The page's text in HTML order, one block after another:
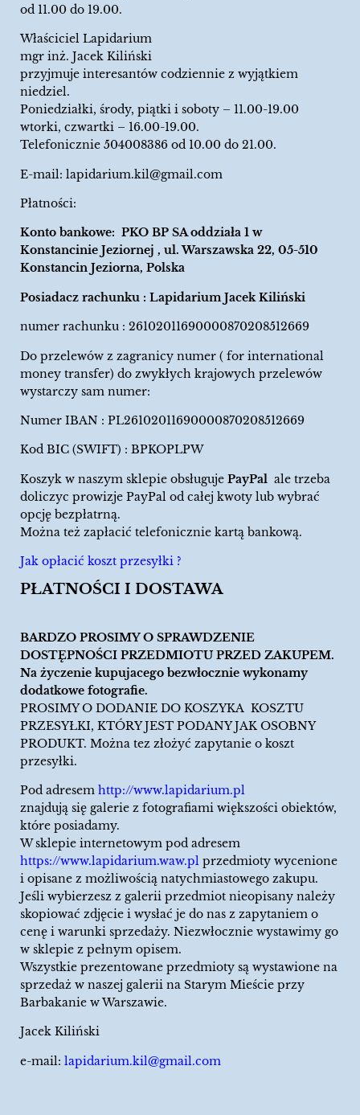
od 11.00 do 19.00.
Właściciel Lapidarium
mgr inż. Jacek Kiliński
przyjmuje interesantów codziennie z wyjątkiem
niedziel.
Poniedziałki, środy, piątki i soboty – 11.00-19.00
wtorki, czwartki – 16.00-19.00.
Telefonicznie 504008386 od 10.00 do 21.00.
E-mail: lapidarium.kil@gmail.com
Płatności:
Konto bankowe: PKO BP SA oddziała 1 w
Konstancinie Jeziornej , ul. Warszawska 22, 05-510
Konstancin Jeziorna, Polska
Posiadacz rachunku : Lapidarium Jacek Kiliński
numer rachunku : 26102011690000870208512669
Do przelewów z zagranicy numer ( for international
money transfer) do zwykłych krajowych przelewów
wystarczy sam numer:
Numer IBAN : PL26102011690000870208512669
Kod BIC (SWIFT) : BPKOPLPW
Koszyk w naszym sklepie obsługuje PayPal ale trzeba
doliczyc prowizje PayPal od całej kwoty lub wybrać
opcję bezpłatrną.
Można też zapłacić telefonicznie kartą bankową.
Jak opłacić koszt przesyłki ?
PŁATNOŚCI I DOSTAWA
BARDZO PROSIMY O SPRAWDZENIE
DOSTĘPNOŚCI PRZEDMIOTU PRZED ZAKUPEM.
Na życzenie kupujacego bezwłocznie wykonamy
dodatkowe fotografie.
PROSIMY O DODANIE DO KOSZYKA KOSZTU
PRZESYŁKI, KTÓRY JEST PODANY JAK OSOBNY
PRODUKT. Można tez złożyć zapytanie o koszt
przesyłki.
Pod adresem http://www.lapidarium.pl
znajdują się galerie z fotografiami większości obiektów,
które posiadamy.
W sklepie internetowym pod adresem
https://www.lapidarium.waw.pl przedmioty wycenione
i opisane z możliwością natychmiastowego zakupu.
Jeśli wybierzesz z galerii przedmiot nieopisany należy
skopiować zdjęcie i wysłać je do nas z zapytaniem o
cenę i warunki sprzedaży. Niezwłocznie wystawimy go
w sklepie z pełnym opisem.
Wszystkie prezentowane przedmioty są wystawione na
sprzedaż w naszej galerii na Starym Mieście przy
Barbakanie w Warszawie.
Jacek Kiliński
e-mail: lapidarium.kil@gmail.com